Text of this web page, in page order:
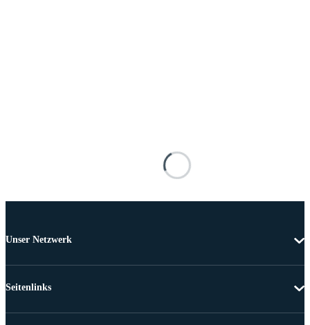
Unser Netzwerk
Seitenlinks